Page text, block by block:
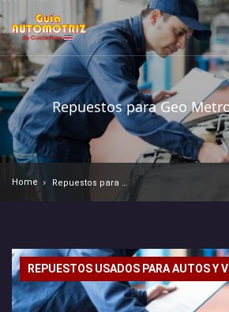
Repuestos para Geo
Home
REPUESTOS USADOS PARA AUTOS Y